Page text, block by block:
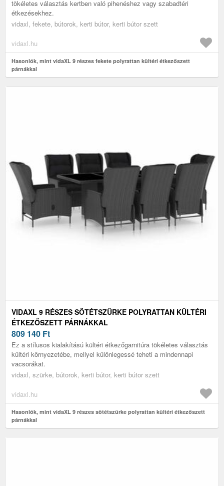
tökéletes választás kertben való pihenéshez vagy szabadtéri
étkezésekhez.
vidaxl, fekete, bútorok, kerti bútor, kerti bútor szett
vidaxl.hu
Hasonlók, mint vidaXL 9 részes fekete polyrattan kültéri étkezőszett
párnákkal
VIDAXL 9 RÉSZES SÖTÉTSZÜRKE POLYRATTAN KÜLTÉRI
ÉTKEZŐSZETT PÁRNÁKKAL
809 140 Ft
Ez a stílusos kialakítású kültéri étkezőgarnitúra tökéletes választás
kültéri környezetébe, mellyel különlegessé teheti a mindennapi
vacsorákat.
vidaxl, szürke, bútorok, kerti bútor, kerti bútor szett
vidaxl.hu
Hasonlók, mint vidaXL 9 részes sötétszürke polyrattan kültéri étkezőszett
párnákkal